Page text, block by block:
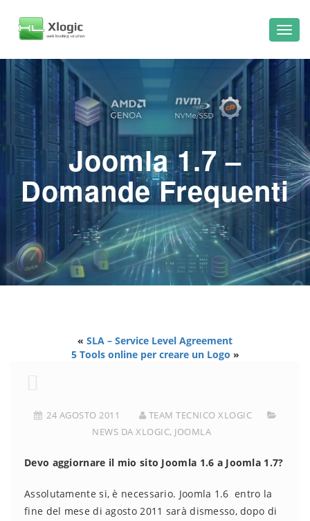
Joomla 1.7 –
Domande Frequenti
« SLA – Service Level Agreement
5 Tools online per creare un Logo »
24 AGOSTO 2011
TEAM TECNICO XLOGIC
NEWS DA XLOGIC, JOOMLA
Devo aggiornare il mio sito Joomla 1.6 a Joomla 1.7?
Assolutamente si, è necessario. Joomla 1.6 entro la
fine del mese di agosto 2011 sarà dismesso, dopo di